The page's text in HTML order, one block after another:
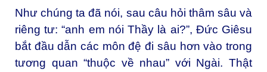
Như chúng ta đã nói, sau câu hỏi thâm sâu và
riêng tư: “anh em nói Thầy là ai?”, Đức Giêsu
bắt đầu dẫn các môn đệ đi sâu hơn vào trong
tương quan “thuộc về nhau” với Ngài. Thật